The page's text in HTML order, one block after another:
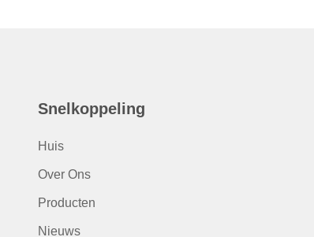
Snelkoppeling
Huis
Over Ons
Producten
Nieuws